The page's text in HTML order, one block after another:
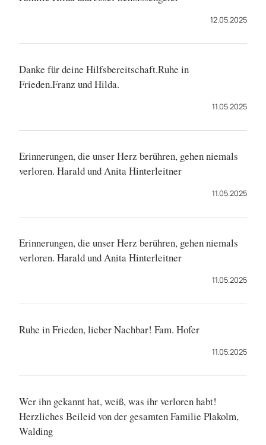
12.05.2025
Danke für deine Hilfsbereitschaft.Ruhe in
Frieden.Franz und Hilda.
11.05.2025
Erinnerungen, die unser Herz berühren, gehen niemals
verloren. Harald und Anita Hinterleitner
11.05.2025
Erinnerungen, die unser Herz berühren, gehen niemals
verloren. Harald und Anita Hinterleitner
11.05.2025
Ruhe in Frieden, lieber Nachbar! Fam. Hofer
11.05.2025
Wer ihn gekannt hat, weiß, was ihr verloren habt!
Herzliches Beileid von der gesamten Familie Plakolm,
Walding